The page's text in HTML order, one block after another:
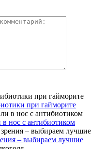
при гайморите
нос с антибиотиком
– выбираем лучшие